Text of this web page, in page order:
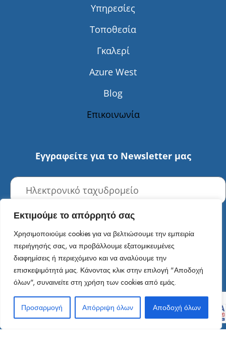
Εκτιμούμε το απόρρητό σας
Χρησιμοποιούμε cookies για να βελτιώσουμε την εμπειρία
περιήγησής σας, να προβάλλουμε εξατομικευμένες
διαφημίσεις ή περιεχόμενο και να αναλύουμε την
επισκεψιμότητά μας. Κάνοντας κλικ στην επιλογή "Αποδοχή
όλων", συναινείτε στη χρήση των cookies από εμάς.
Προσαρμογή Απόρριψη όλων Αποδοχή όλων
Υπηρεσίες
Τοποθεσία
Γκαλερί
Azure West
Blog
Επικοινωνία
Εγγραφείτε για το Newsletter μας
Αποστολή
Social Media